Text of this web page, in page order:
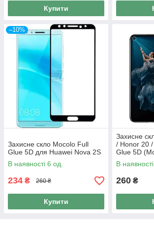
Купити
–10%
Захисне скло Mocolo Full
Glue 5D для Huawei Nova 2S
В наявності 6 од.
234 ₴ 260 ₴
Купити
Захисне
/ Honor 20
Glue 5D
В
260 ₴